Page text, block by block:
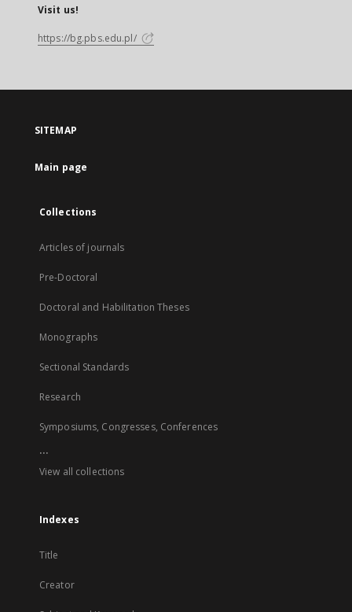
Visit us!
https://bg.pbs.edu.pl/
SITEMAP
Main page
Collections
Articles of journals
Pre-Doctoral
Doctoral and Habilitation Theses
Monographs
Sectional Standards
Research
Symposiums, Congresses, Conferences
...
View all collections
Indexes
Title
Creator